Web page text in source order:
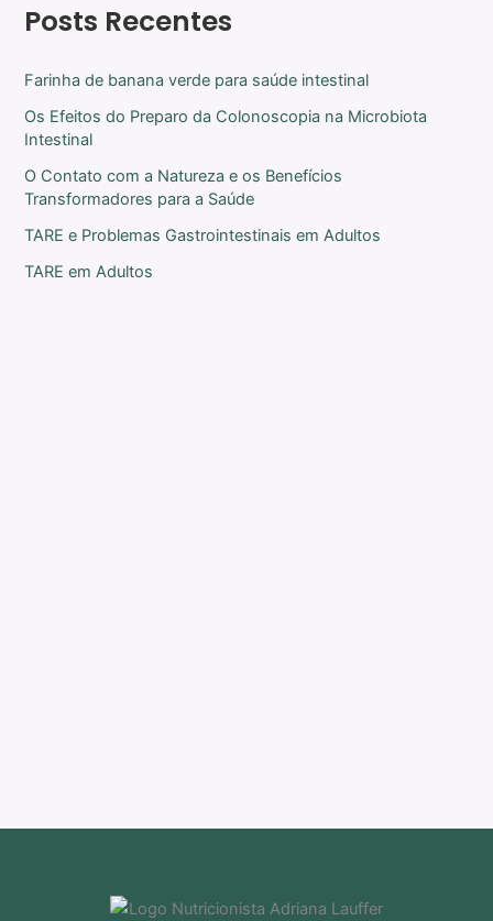
Posts Recentes
Farinha de banana verde para saúde intestinal
Os Efeitos do Preparo da Colonoscopia na Microbiota
Intestinal
O Contato com a Natureza e os Benefícios
Transformadores para a Saúde
TARE e Problemas Gastrointestinais em Adultos
TARE em Adultos